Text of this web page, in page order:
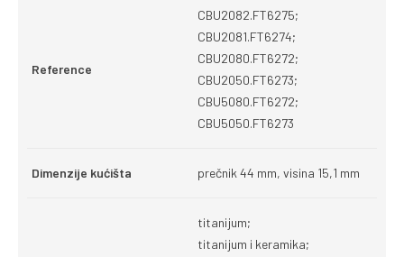
Reference
CBU2082.FT6275;
CBU2081.FT6274;
CBU2080.FT6272;
CBU2050.FT6273;
CBU5080.FT6272;
CBU5050.FT6273
Dimenzije kućišta prečnik 44 mm, visina 15,1 mm
titanijum;
titanijum i keramika;